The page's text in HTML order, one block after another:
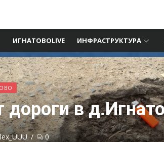
ИГНАТОВОLIVE ИНФРАСТРУКТУРА
дороги в
0